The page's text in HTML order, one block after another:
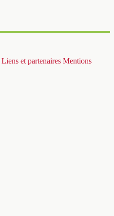
Liens et partenaires Mentions